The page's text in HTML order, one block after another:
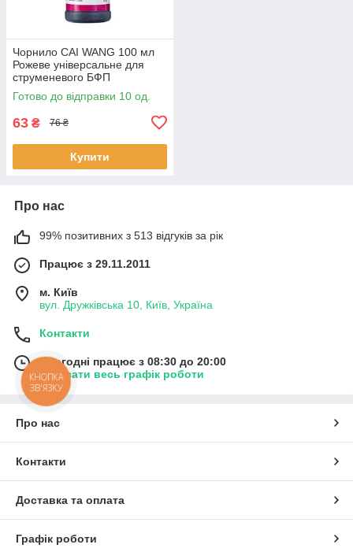
Чорнило CAI WANG 100 мл
Рожеве універсальне для
струменевого БФП
водорозчинне 10 шт.
Готово до відправки 10 од.
63 ₴ 76 ₴
Купити
Про нас
99% позитивних з 513 відгуків за рік
Працює з 29.11.2011
м. Київ
вул. Дружківська 10, Київ, Україна
Контакти
Сьогодні працює з 08:30 до 20:00
Показати весь графік роботи
Про нас
Контакти
Доставка та оплата
Графік роботи
КНОПКА
ЗВ'ЯЗКУ